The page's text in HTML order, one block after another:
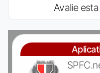
Avalie